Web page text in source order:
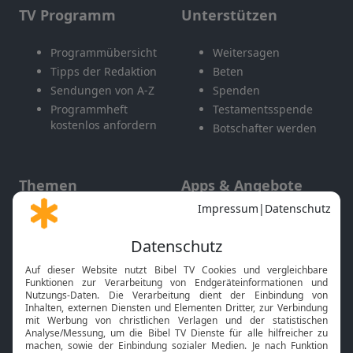
TV Programm
Programmübersicht
Tipps der Redaktion
Sendungen von A-Z
Programmheft
kostenlos anfordern
Unterstützen
Weitersagen
Beten
Spenden
Testamentsspende
Botschafter werden
Themen
Gott und Bibel erklärt
Neuigkeiten
Apps & Angebote
Mobile App
Smart TV
HbbTV
Bibelthek Online-Bibel
Nächster Gottesdienst